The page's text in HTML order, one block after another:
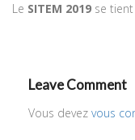
Le SITEM 2019 se
Leave Comment
Vous devez vous